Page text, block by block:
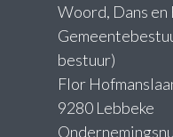
Woord, Dans en
bestuur)
Flor
9280 Lebbeke